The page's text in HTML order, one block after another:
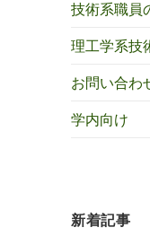
技術系職員
理工学系
お問い合わ
学内向け
新着記事